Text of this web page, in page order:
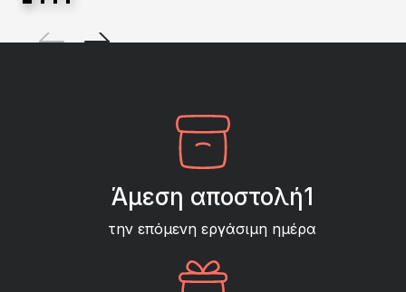
Άμεση αποστολή1
την επόμενη εργάσιμη ημέρα